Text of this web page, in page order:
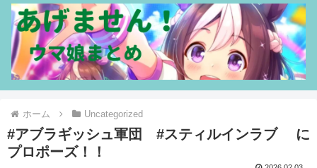
ホーム Uncategorized
#アブラギッシュ軍団 #スティルインラブ に
プロポーズ！！